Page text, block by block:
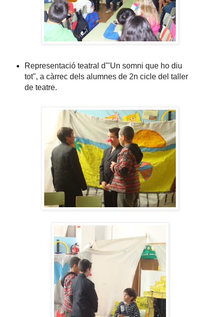
Representació teatral d'"Un somni que ho diu
tot", a càrrec dels alumnes de 2n cicle del taller
de teatre.